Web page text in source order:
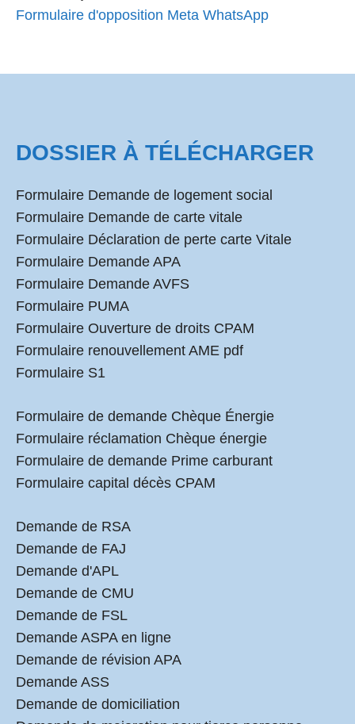
Formulaire d'opposition Meta WhatsApp
DOSSIER À TÉLÉCHARGER
Formulaire Demande de logement social
Formulaire Demande de carte vitale
Formulaire Déclaration de perte carte Vitale
Formulaire Demande APA
Formulaire Demande AVFS
Formulaire PUMA
Formulaire Ouverture de droits CPAM
Formulaire renouvellement AME pdf
Formulaire S1
Formulaire de demande Chèque Énergie
Formulaire réclamation Chèque énergie
Formulaire de demande Prime carburant
Formulaire capital décès CPAM
Demande de RSA
Demande de FAJ
Demande d'APL
Demande de CMU
Demande de FSL
Demande ASPA en ligne
Demande de révision APA
Demande ASS
Demande de domiciliation